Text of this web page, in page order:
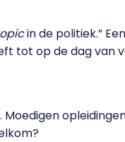
in de politiek.”
tot op de dag van
. Moedigen